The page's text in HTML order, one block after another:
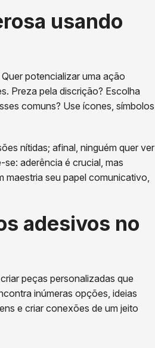
usando
potencializar uma ação
Preza pela discrição? Escolha
comuns? Use ícones, símbolos
nítidas; afinal, ninguém quer ver
aderência é crucial, mas
maestria seu papel comunicativo,
adesivos no
peças personalizadas que
inúmeras opções, ideias
e criar conexões de um jeito